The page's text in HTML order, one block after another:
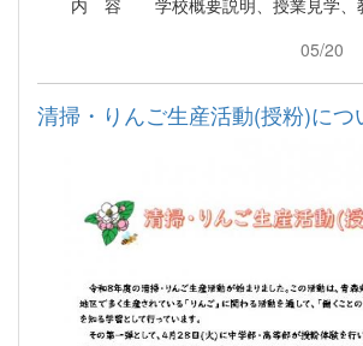
内 容 学校概要説明、授業見学、
05/20
清掃・りんご生産活動(授粉)につ